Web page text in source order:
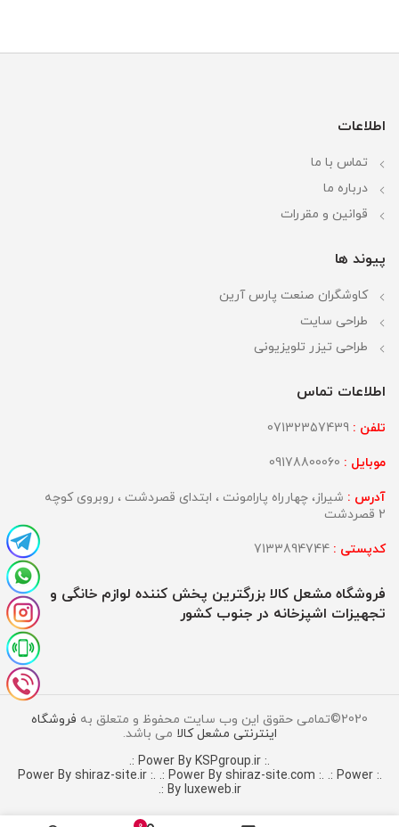
اطلاعات
تماس با ما
درباره ما
قوانین و مقررات
پیوند ها
کاوشگران صنعت پارس آرین
طراحی سایت
طراحی تیزر تلویزیونی
اطلاعات تماس
تلفن :
موبایل :
آدرس : شیراز، چهارراه پارامونت ، ابتدای قصردشت ، روبروی کوچه
2 قصردشت
کدپستی :
فروشگاه مشعل کالا بزرگترین پخش کننده لوازم خانگی و
تجهیزات اشپزخانه در جنوب کشور
2020©تمامی حقوق این وب سایت محفوظ و متعلق به
فروشگاه
اینترنتی مشعل کالا می باشد.
.: Power By KSPgroup.ir :.
.: Power By shiraz-site.ir :.
.: Power By shiraz-site.com :. .: Power
By luxeweb.ir :.